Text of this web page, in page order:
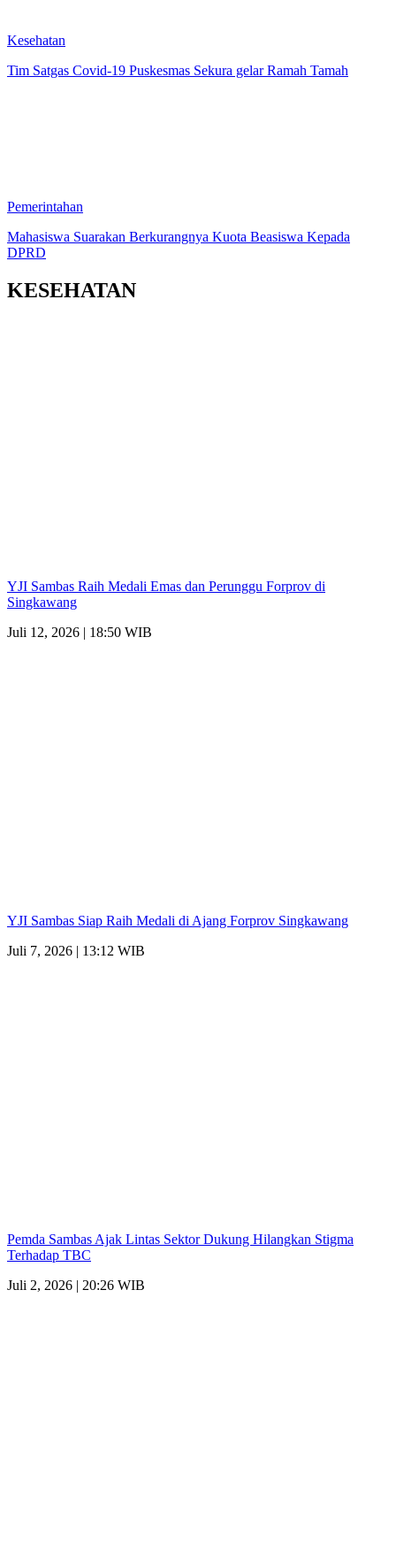
Kesehatan
Tim Satgas Covid-19 Puskesmas Sekura gelar Ramah Tamah
Pemerintahan
Mahasiswa Suarakan Berkurangnya Kuota Beasiswa Kepada
DPRD
KESEHATAN
YJI Sambas Raih Medali Emas dan Perunggu Forprov di
Singkawang
Juli 12, 2026 | 18:50 WIB
YJI Sambas Siap Raih Medali di Ajang Forprov Singkawang
Juli 7, 2026 | 13:12 WIB
Pemda Sambas Ajak Lintas Sektor Dukung Hilangkan Stigma
Terhadap TBC
Juli 2, 2026 | 20:26 WIB